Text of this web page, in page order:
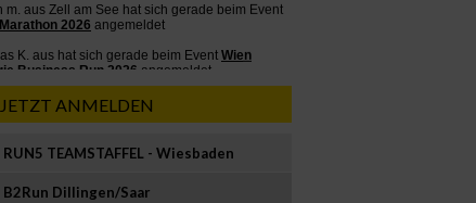
JETZT ANMELDEN
RUN5 TEAMSTAFFEL - Wiesbaden
B2Run Dillingen/Saar